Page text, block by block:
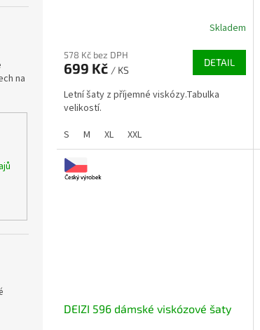
na
Skladem
578 Kč bez DPH
699 Kč / KS
DETAIL
Letní šaty z příjemné viskózy.Tabulka
velikostí.
S
M XL XXL
DEIZI 596 dámské viskózové šaty